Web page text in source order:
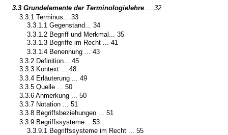
3.3 Grundelemente der Terminologielehre ... 32
3.3.1 Terminus... 33
3.3.1.1 Gegenstand... 34
3.3.1.2 Begriff und Merkmal... 35
3.3.1.3 Begriffe im Recht ... 41
3.3.1.4 Benennung ... 43
3.3.2 Definition... 45
3.3.3 Kontext ... 48
3.3.4 Erläuterung ... 49
3.3.5 Quelle ... 50
3.3.6 Anmerkung ... 50
3.3.7 Notation ... 51
3.3.8 Begriffsbeziehungen ... 51
3.3.9 Begriffssysteme... 53
3.3.9.1 Begriffssysteme im Recht ... 55